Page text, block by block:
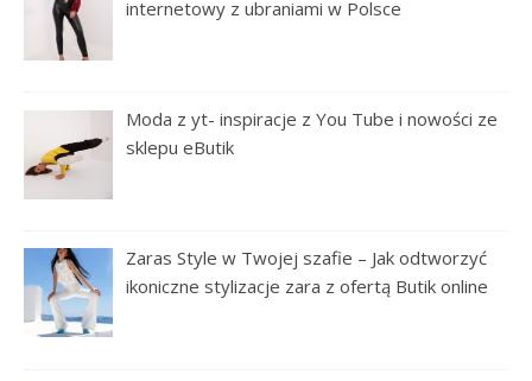
internetowy z ubraniami w Polsce
Moda z yt- inspiracje z You Tube i nowości ze
sklepu eButik
Zaras Style w Twojej szafie – Jak odtworzyć
ikoniczne stylizacje zara z ofertą Butik online